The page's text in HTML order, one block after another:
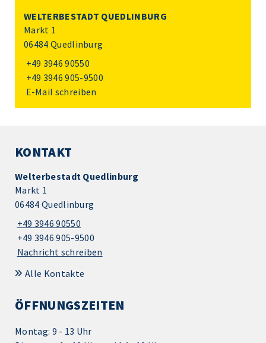
WELTERBESTADT QUEDLINBURG
Markt 1
06484 Quedlinburg
+49 3946 90550
+49 3946 905-9500
E-Mail schreiben
KONTAKT
Welterbestadt Quedlinburg
Markt 1
06484 Quedlinburg
+49 3946 90550
+49 3946 905-9500
Nachricht schreiben
Alle Kontakte
ÖFFNUNGSZEITEN
Montag: 9 - 13 Uhr